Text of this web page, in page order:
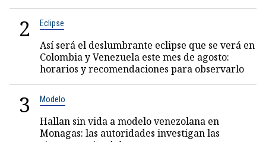
2 Eclipse
Así será el deslumbrante eclipse que se verá en
Colombia y Venezuela este mes de agosto:
horarios y recomendaciones para observarlo
3 Modelo
Hallan sin vida a modelo venezolana en
Monagas: las autoridades investigan las